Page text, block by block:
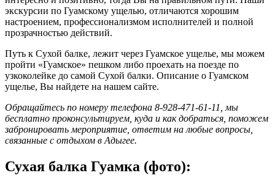
экскурсии по Гуамскому ущелью, отличаются хорошим
настроением, профессионализмом исполнителей и полной
прозрачностью действий.
Путь к Сухой балке, лежит через Гуамское ущелье, мы можем
пройти «Гуамское» пешком либо проехать на поезде по
узкоколейке до самой Сухой балки. Описание о Гуамском
ущелье, Вы найдете на нашем сайте.
Обращайтесь по номеру телефона 8-928-471-61-11, мы
бесплатно проконсультируем, куда и как добраться, поможем
забронировать мероприятие, ответим на любые вопросы,
связанные с отдыхом в Адыгее.
Сухая балка Гуамка (фото):